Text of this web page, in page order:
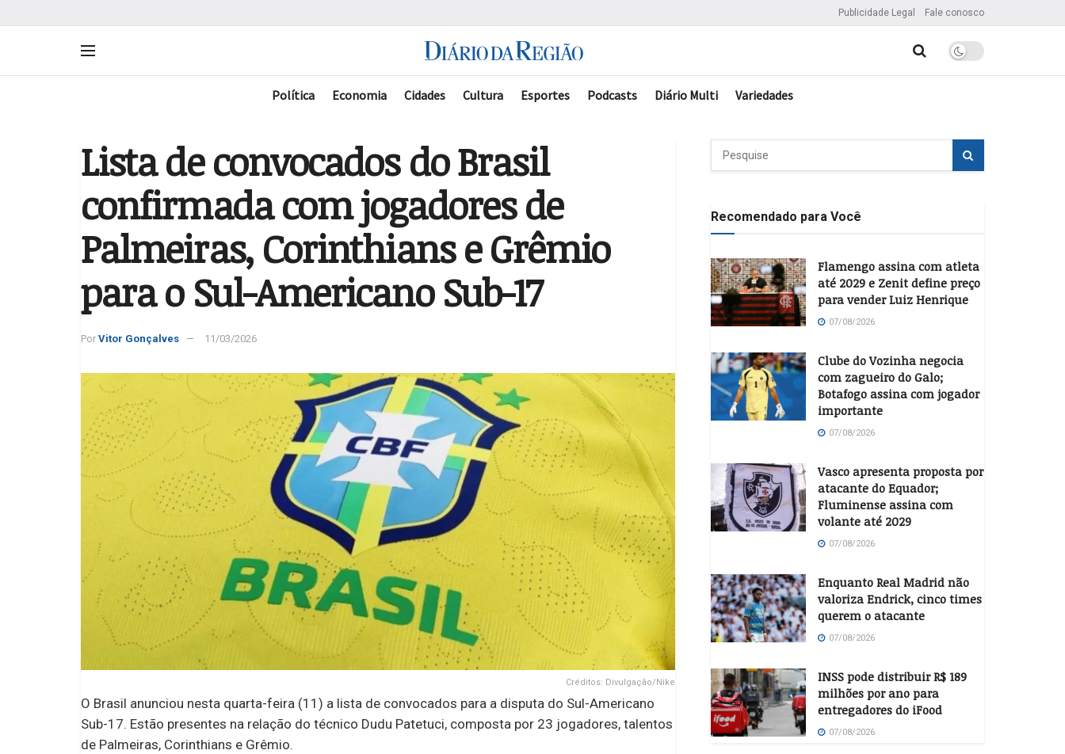
Publicidade Legal Fale conosco
Política Economia Cidades Cultura Esportes Podcasts Diário Multi Variedades
Lista de convocados do Brasil
confirmada com jogadores de
Palmeiras, Corinthians e Grêmio
para o Sul-Americano Sub-17
Por Vitor Gonçalves 11/03/2026
Créditos: Divulgação/Nike
O Brasil anunciou nesta quarta-feira (11) a lista de convocados para a disputa do Sul-Americano
Sub-17. Estão presentes na relação do técnico Dudu Patetuci, composta por 23 jogadores, talentos
de Palmeiras, Corinthians e Grêmio.
Recomendado para Você
Flamengo assina com atleta
até 2029 e Zenit define preço
para vender Luiz Henrique
07/08/2026
Clube do Vozinha negocia
com zagueiro do Galo;
Botafogo assina com jogador
importante
07/08/2026
Vasco apresenta proposta por
atacante do Equador;
Fluminense assina com
volante até 2029
07/08/2026
Enquanto Real Madrid não
valoriza Endrick, cinco times
querem o atacante
07/08/2026
INSS pode distribuir R$ 189
milhões por ano para
entregadores do iFood
07/08/2026